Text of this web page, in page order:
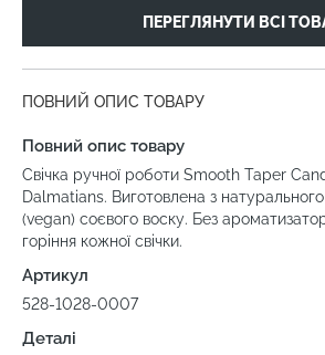
ПЕРЕГЛЯНУТИ ВСІ
ПОВНИЙ ОПИС ТОВАРУ
Повний опис товару
Свічка ручної роботи Smooth Taper
Dalmatians. Виготовлена з
(vegan) соєвого воску. Без
горіння кожної свічки.
Артикул
528-1028-0007
Деталі